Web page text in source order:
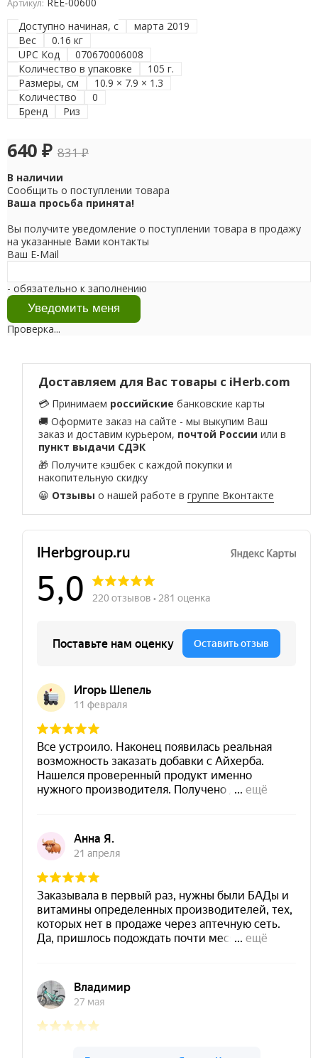
Артикул:
Доступно начиная, с
марта 2019
Вес
0.16 кг
UPC Код
070670006008
Количество в упаковке
105 г.
Размеры, см
10.9 × 7.9 × 1.3
Количество
0
Бренд
Риз
640 ₽ 831₽
В наличии
Сообщить о поступлении товара
Ваша просьба принята!
Вы получите уведомление о поступлении товара в продажу
на указанные Вами контакты
Ваш E-Mail
- обязательно к заполнению
Проверка...
Доставляем для Вас товары с iHerb.com
💳 Принимаем российские банковские карты
🚚 Оформите заказ на сайте - мы выкупим Ваш
заказ и доставим курьером, почтой России или в
пункт выдачи СДЭК
🎁 Получите кэшбек с каждой покупки и
накопительную скидку
😀 Отзывы о нашей работе вгруппе Вконтакте